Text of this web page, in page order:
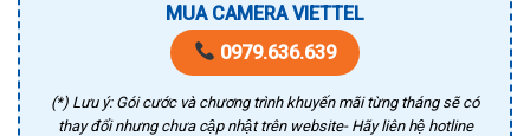
MUA CAMERA VIETTEL
0979.636.639
(*) Lưu ý: Gói cước và chương trình khuyến mãi từng tháng sẽ có
thay đổi nhưng chưa cập nhật trên website- Hãy liên hệ hotline